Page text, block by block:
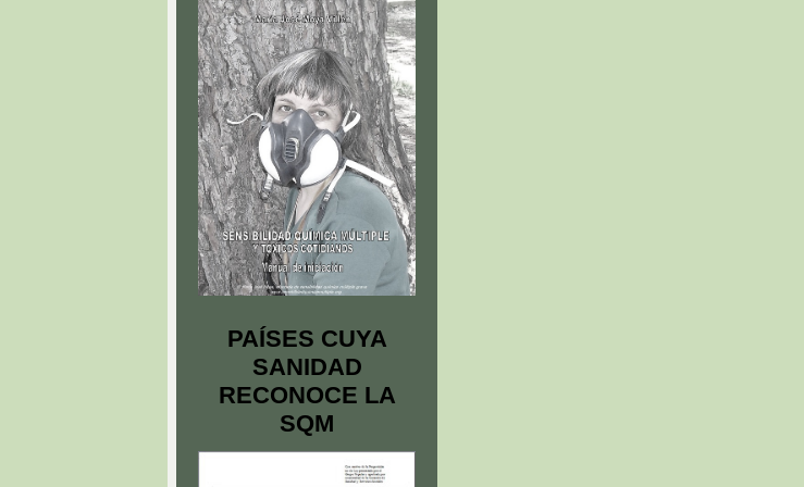
PAÍSES CUYA
SANIDAD
RECONOCE LA
SQM